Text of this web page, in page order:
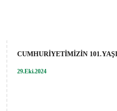
CUMHURİYETİMİZİN
29.Eki.2024